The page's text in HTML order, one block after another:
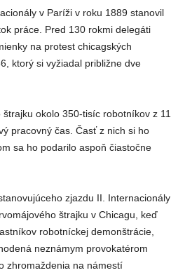
v Paríži v roku 1889 stanovil
práce. Pred 130 rokmi delegáti
na protest chicagských
ktorý si vyžiadal približne dve
okolo 350-tisíc robotníkov z 11
pracovný čas. Časť z nich si ho
sa ho podarilo aspoň čiastočne
zjazdu II. Internacionály
štrajku v Chicagu, keď
robotníckej demonštrácie,
neznámym provokatérom
zhromaždenia na námestí